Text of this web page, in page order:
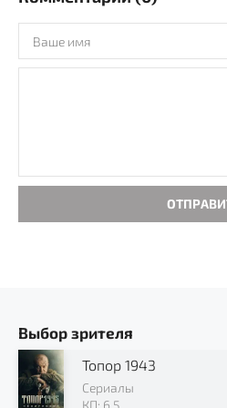
Выбор зрителя
Топор 1943
Сериалы
КП: 6.5